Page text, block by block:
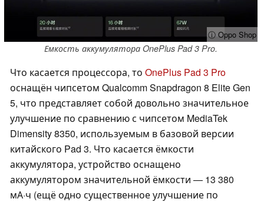
ⓘ Oppo Shop
Емкость аккумулятора OnePlus Pad 3 Pro.
Что касается процессора, то OnePlus Pad 3 Pro
оснащён чипсетом Qualcomm Snapdragon 8 Elite Gen
5, что представляет собой довольно значительное
улучшение по сравнению с чипсетом MediaTek
Dimensity 8350, используемым в базовой версии
китайского Pad 3. Что касается ёмкости
аккумулятора, устройство оснащено
аккумулятором значительной ёмкости — 13 380
мА·ч (ещё одно существенное улучшение по